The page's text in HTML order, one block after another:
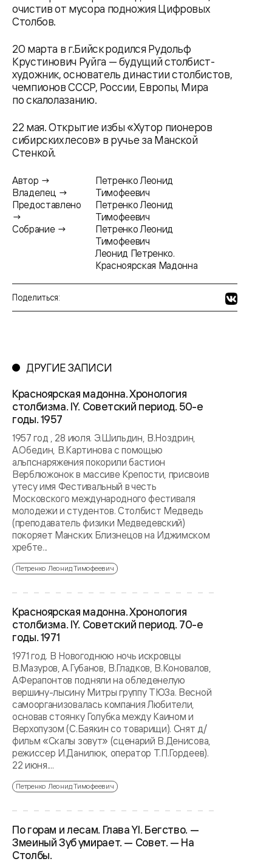
очистив от мусора подножия Цифровых
Столбов.
20 марта в г.Бийск родился Рудольф
Крустинович Руйга — будущий столбист-
художник, основатель династии столбистов,
чемпионов СССР, России, Европы, Мира
по скалолазанию.
22 мая. Открытие избы «Хутор пионеров
сибирских лесов» в ручье за Манской
Стенкой.
Автор →
Владелец →
Предоставлено
→
Собрание →
Петренко Леонид
Тимофеевич
Петренко Леонид
Тимофеевич
Петренко Леонид
Тимофеевич
Леонид Петренко.
Красноярская Мадонна
Поделиться:
ДРУГИЕ ЗАПИСИ
Красноярская мадонна. Хронология
столбизма. IY. Советский период. 50-е
годы. 1957
1957 год , 28 июля. Э.Шильдин, В.Ноздрин,
А.Обедин, В.Картинова с помощью
альпснаряжения покорили бастион
Верблюжонок в массиве Крепости, присвоив
утесу имя Фестивальный в честь
Московского международного фестиваля
молодежи и студентов. Столбист Медведь
(преподаватель физики Медведевский)
покоряет Манских Близнецов на Иджимском
хребте...
Петренко Леонид Тимофеевич
Красноярская мадонна. Хронология
столбизма. IY. Советский период. 70-е
годы. 1971
1971 год. В Новогоднюю ночь искровцы
В.Мазуров, А.Губанов, В.Гладков, В.Коновалов,
А.Ферапонтов подняли на обледенелую
вершину-лысину Митры группу ТЮЗа. Весной
самоорганизовалась компания Любители,
основав стоянку Голубка между Каином и
Верхопузом (С.Баякин со товарищи). Снят д/
фильм «Скалы зовут» (сценарий В.Денисова,
режиссер И.Данилюк, оператор Т.П.Гордеев).
22 июня....
Петренко Леонид Тимофеевич
По горам и лесам. Глава YI. Бегство. —
Змеиный Зуб умирает. — Совет. — На
Столбы.